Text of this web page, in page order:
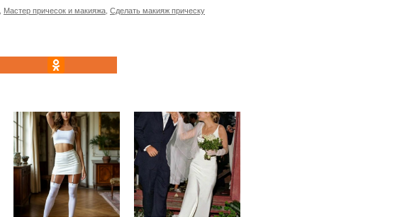
Мастер причесок и макияжа Сделать макияж прическу